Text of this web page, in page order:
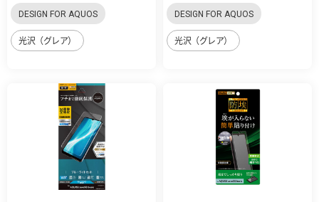
DESIGN FOR AQUOS
光沢（グレア）
DESIGN FOR AQUOS
光沢（グレア）